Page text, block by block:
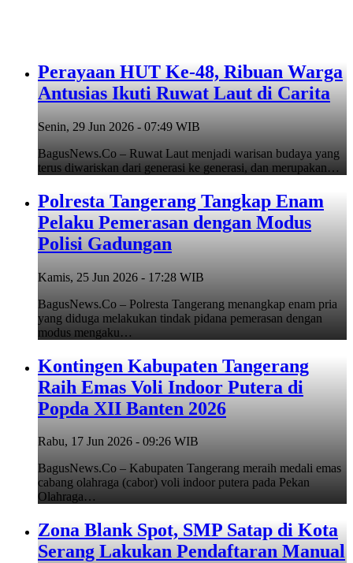
Perayaan HUT Ke-48, Ribuan Warga
Antusias Ikuti Ruwat Laut di Carita
Senin, 29 Jun 2026 - 07:49 WIB
BagusNews.Co – Ruwat Laut menjadi warisan budaya yang
terus diwariskan dari generasi ke generasi, dan merupakan…
Polresta Tangerang Tangkap Enam
Pelaku Pemerasan dengan Modus
Polisi Gadungan
Kamis, 25 Jun 2026 - 17:28 WIB
BagusNews.Co – Polresta Tangerang menangkap enam pria
yang diduga melakukan tindak pidana pemerasan dengan
modus mengaku…
Kontingen Kabupaten Tangerang
Raih Emas Voli Indoor Putera di
Popda XII Banten 2026
Rabu, 17 Jun 2026 - 09:26 WIB
BagusNews.Co – Kabupaten Tangerang meraih medali emas
cabang olahraga (cabor) voli indoor putera pada Pekan
Olahraga…
Zona Blank Spot, SMP Satap di Kota
Serang Lakukan Pendaftaran Manual